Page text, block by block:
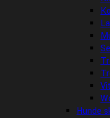
Hunde